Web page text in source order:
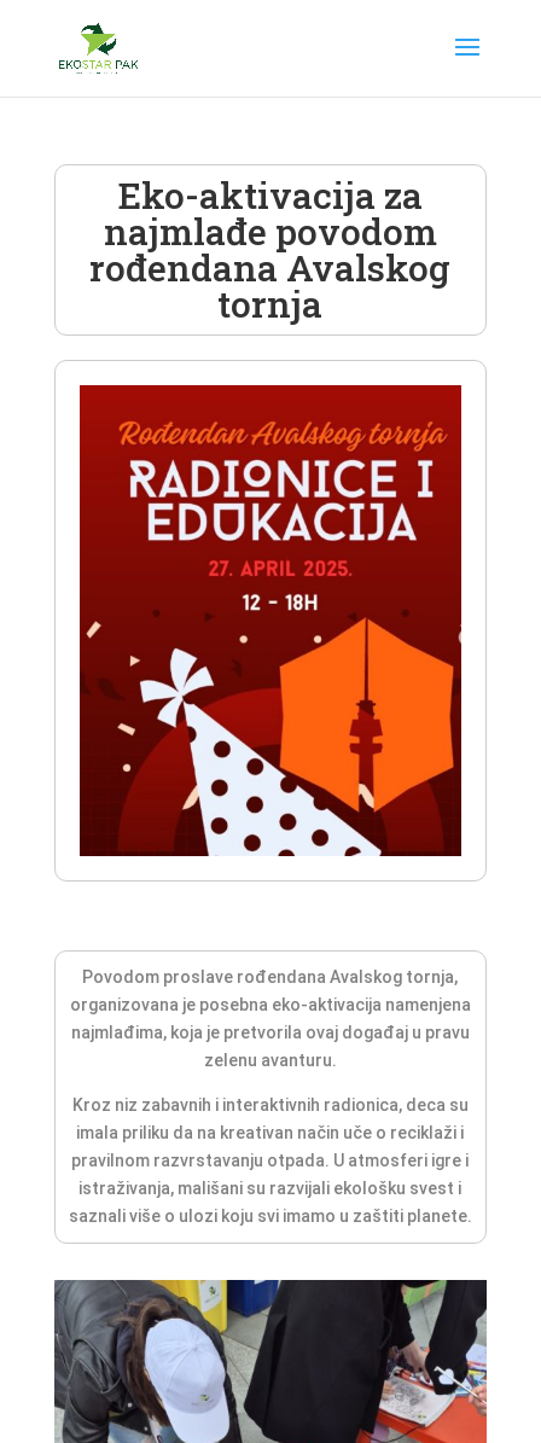
Eko-aktivacija za
najmlađe povodom
rođendana Avalskog
tornja
Povodom proslave rođendana Avalskog tornja,
organizovana je posebna eko-aktivacija namenjena
najmlađima, koja je pretvorila ovaj događaj u pravu
zelenu avanturu.
Kroz niz zabavnih i interaktivnih radionica, deca su
imala priliku da na kreativan način uče o reciklaži i
pravilnom razvrstavanju otpada. U atmosferi igre i
istraživanja, mališani su razvijali ekološku svest i
saznali više o ulozi koju svi imamo u zaštiti planete.